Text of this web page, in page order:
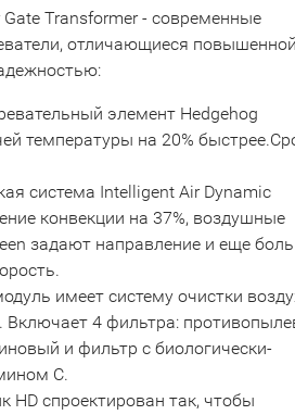
Transformer - современные
отличающиеся
элемент Hedgehog
температуры на 20%
система Intelligent Air Dynamic
конвекции на 37%, воздушные
задают направление и еще
имеет систему очистки
Включает 4 фильтра:
и фильтр с биологически-
С.
HD спроектирован так, чтобы